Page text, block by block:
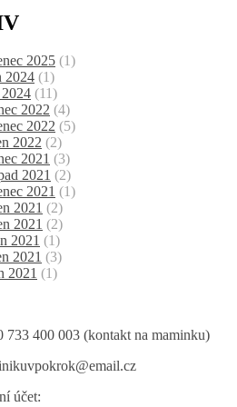
2025 (1)
2024 (1)
(11)
2022 (4)
2022 (5)
2022 (2)
2021 (3)
2021 (2)
2021 (1)
2021 (2)
2021 (2)
2021 (1)
2021 (3)
2021 (1)
733 400 003 (kontakt na maminku)
účet: